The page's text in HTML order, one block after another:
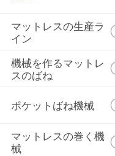
マットレスの生産ラ
イン
機械を作るマットレ
スのばね
ポケットばね機械
マットレスの巻く機
械